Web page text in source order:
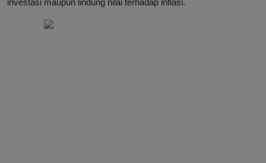
investasi maupun lindung nilai terhadap inflasi.